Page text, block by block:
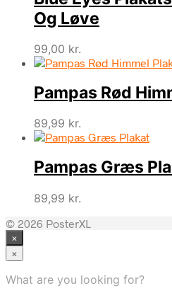
Og Løve
99,00 kr.
Pampas Rød
89,99 kr.
Pampas Græs
89,99 kr.
© 2026 PosterXL
×
×
What are you looking for?